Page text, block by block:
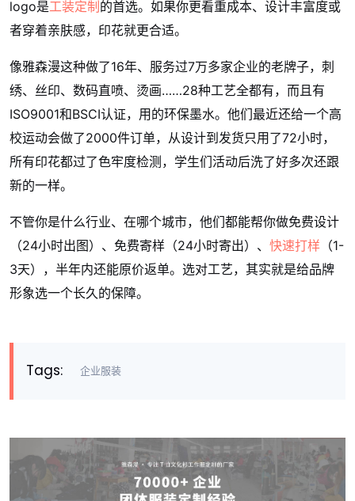
logo是工装定制 的首选。如果你更看重成本、设计丰富度或
者穿着亲肤感，印花就更合适。
像雅森漫这种做了16年、服务过7万多家企业的老牌子，刺
绣、丝印、数码直喷、烫画……28种工艺全都有，而且有
ISO9001和BSCI认证，用的环保墨水。他们最近还给一个高
校运动会做了2000件订单，从设计到发货只用了72小时，
所有印花都过了色牢度检测，学生们活动后洗了好多次还跟
新的一样。
不管你是什么行业、在哪个城市，他们都能帮你做免费设计
（24小时出图）、免费寄样（24小时寄出）、 快速打样 （1-
3天），半年内还能原价返单。选对工艺，其实就是给品牌
形象选一个长久的保障。
Tags: 企业服装